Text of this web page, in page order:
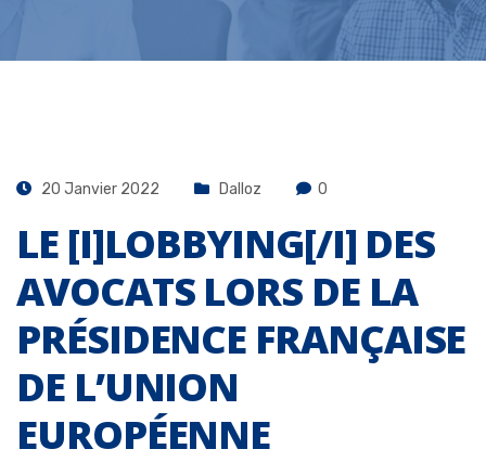
20 Janvier 2022 Dalloz 0
LE [I]LOBBYING[/I] DES
AVOCATS LORS DE LA
PRÉSIDENCE FRANÇAISE
DE L’UNION
EUROPÉENNE